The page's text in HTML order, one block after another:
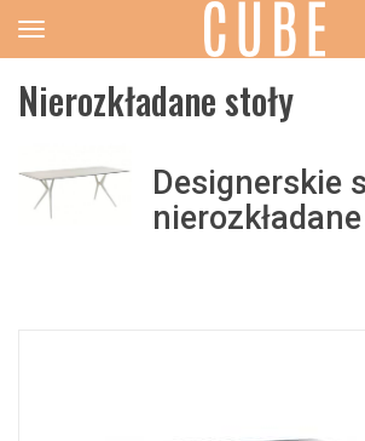
Nierozkładane stoły
Designerskie
nierozkładane